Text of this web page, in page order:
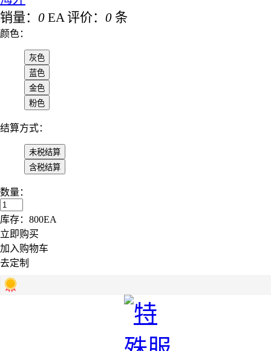
销量： 0 EA 评价： 0 条
颜色：
结算方式：
数量：
库存： 800EA
立即购买
加入购物车
去定制